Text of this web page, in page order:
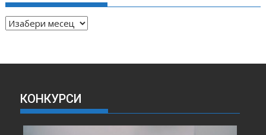
А
И
КОНКУРСИ